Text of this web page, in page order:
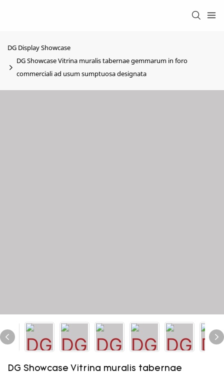
DG Display Showcase
DG Showcase Vitrina muralis tabernae gemmarum in foro
commerciali ad usum sumptuosa designata
DG Showcase Vitrina muralis tabernae